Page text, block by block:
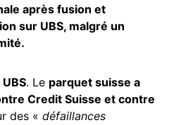
après fusion et
sur UBS, malgré un
UBS. Le parquet suisse a
Credit Suisse et contre
des « défaillances